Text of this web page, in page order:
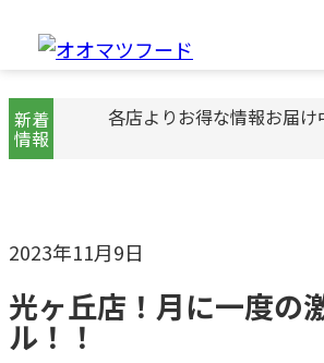
新着
情報
各店よりお得な情報お届け
2023年11月9日
光ヶ丘店！月に一度の
ル！！